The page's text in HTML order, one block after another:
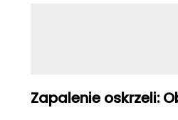
Zapalenie oskrzeli: